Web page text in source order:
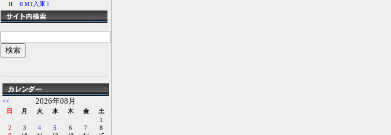
H ６MT入庫！
<< 2026年08月
日 月 火 水 木 金
土
1
2
3 4 5 6 7
8